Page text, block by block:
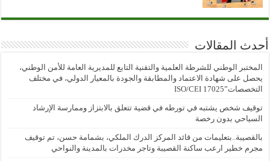
أحدث المقالات
المختبر الوطني للشرطة العلمية والتقنية التابع للمديرية العامة للأمن الوطني،
يحصل على شهادة الاعتماد والمطابقة والجودة بالمعيار الدولي، في مختلف
التخصصات”ISO/CEI 17025
توقيف شخص يشتبه في تورطه في قضية تتعلق بالابتزاز وممارسة الإرشاد
السياحي بدون رخصة
بالقصيبة..بتعليمات من قائد المركز الدرك الملكي، بشمامة حسن، تم توقيف
مجرم خطير ارعب ساكنة القصيبة وتاجر مخدرات بالمدينة والنواحي